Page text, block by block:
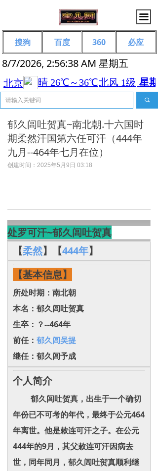
끀
8/7/2026, 2:56:39 AM 星期五
끠
搜狗 百度 360 必应
郁久闾吐贺真~南北朝.十六国时
期柔然汗国第六任可汗（444年
九月--464年七月在位）
创建时间： 2025年5月9日 03:18
处罗可汗~郁久闾吐贺真
【柔然】 【444年】
【基本信息】
所处时期：南北朝
本名：郁久闾吐贺真
生卒：？--464年
前任： 郁久闾吴提
继任： 郁久闾予成
个人简介
郁久闾吐贺真，出生于一个确切
年份已不可考的年代，最终于公元464
年离世。他是敕连可汗之子。在公元
444年的9月，其父敕连可汗因病去
世，同年同月，郁久闾吐贺真顺利继